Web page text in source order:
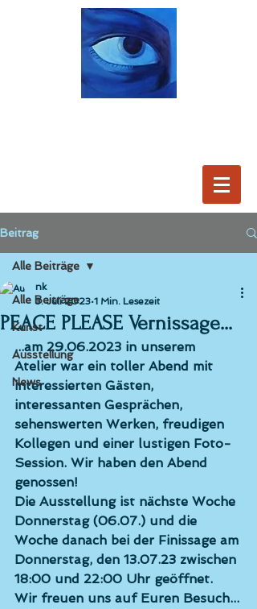
Beitrag
Alle Beiträge
Kunst
Ausstellung
News
Alle Beiträge
PEACE PLEASE Vernissage...
nk
3. Juli 2023 1 Min. Lesezeit
...am 29.06.2023 in unserem
Atelier war ein toller Abend mit
interessierten Gästen,
interessanten Gesprächen,
sehenswerten Werken, freudigen
Kollegen und einer lustigen Foto-
Session. Wir haben den Abend
genossen!
Die Ausstellung ist nächste Woche
Donnerstag (06.07.) und die
Woche danach bei der Finissage am
Donnerstag, den 13.07.23 zwischen
18:00 und 22:00 Uhr geöffnet.
Wir freuen uns auf Euren Besuch...